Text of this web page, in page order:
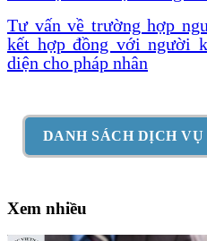
Tư vấn về trường hợp
kết hợp đồng với người
diện cho pháp nhân
DANH SÁCH DỊCH
Xem nhiều